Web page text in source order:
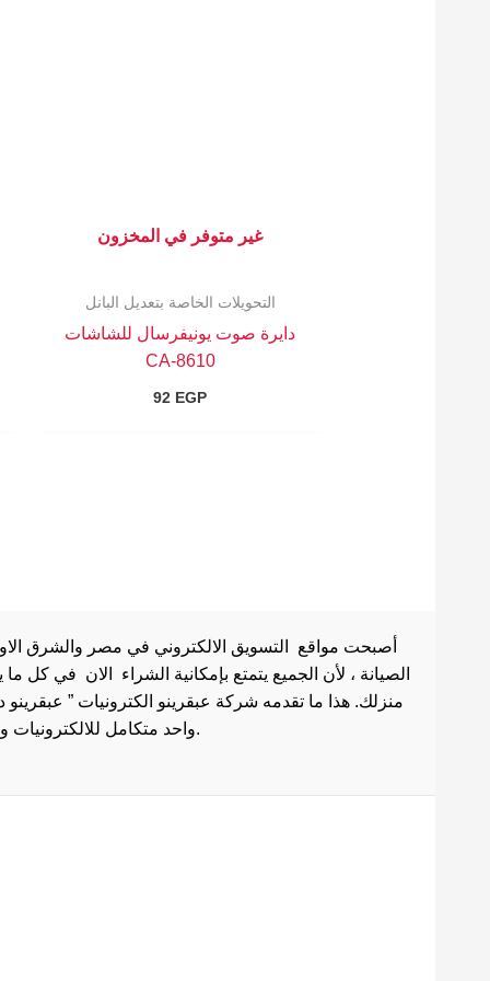
غير متوفر في المخزون
التحويلات الخاصة بتعديل البانل
دايرة صوت يونيفرسال للشاشات
CA-8610
92 EGP
أصبحت مواقع التسويق الالكتروني في مصر والشرق
الصيانة ، لأن الجميع يتمتع بإمكانية الشراء الان في كل
منزلك. هذا ما تقدمه شركة عبقرينو الكترونيات ”
واحد متكامل للالكترونيات وادوات الصيانة . هذا ما يجعل موقع عبقرينو دوت كوم من أفضل مواقع تسوق عبر الإنترنت في مصر.